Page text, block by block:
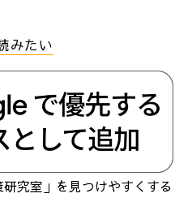
みたい
究室」を見つけやすくする